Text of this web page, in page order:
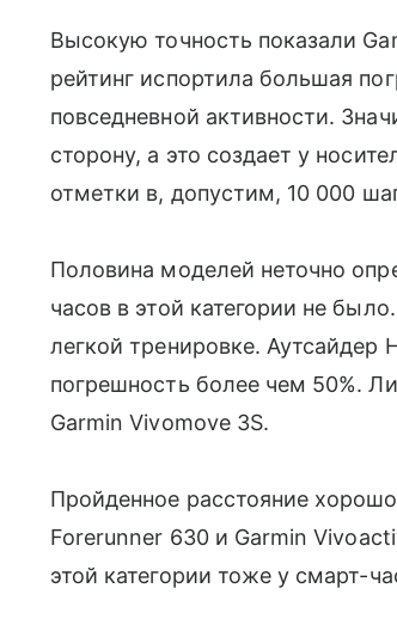
Высокую точность показали
рейтинг испортила большая
повседневной активности.
сторону, а это создает у
отметки в, допустим, 10 000
Половина моделей неточно
часов в этой категории не
легкой тренировке. Аутсайдер
погрешность более чем 50%.
Garmin Vivomove 3S.
Пройденное расстояние
Forerunner 630 и Garmin
этой категории тоже у смарт-